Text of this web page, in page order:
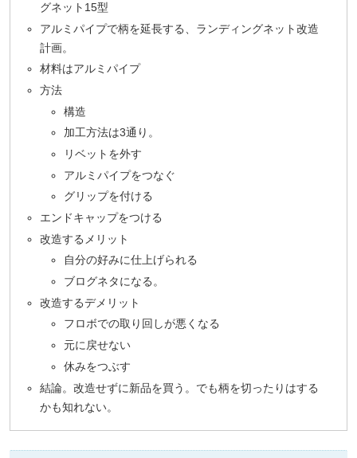
グネット15型
アルミパイプで柄を延長する、ランディングネット改造
計画。
材料はアルミパイプ
方法
構造
加工方法は3通り。
リベットを外す
アルミパイプをつなぐ
グリップを付ける
エンドキャップをつける
改造するメリット
自分の好みに仕上げられる
ブログネタになる。
改造するデメリット
フロボでの取り回しが悪くなる
元に戻せない
休みをつぶす
結論。改造せずに新品を買う。でも柄を切ったりはする
かも知れない。